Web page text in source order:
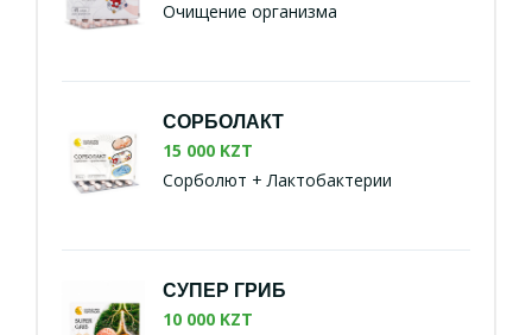
Очищение организма
СОРБОЛАКТ
15 000 KZT
Сорболют + Лактобактерии
СУПЕР ГРИБ
10 000 KZT